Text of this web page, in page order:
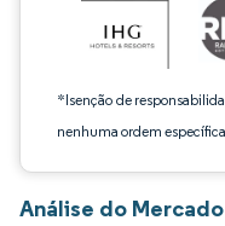
*Isenção de
nenhuma ordem específica
Análise do